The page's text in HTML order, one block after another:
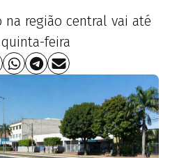
região central vai até
feira